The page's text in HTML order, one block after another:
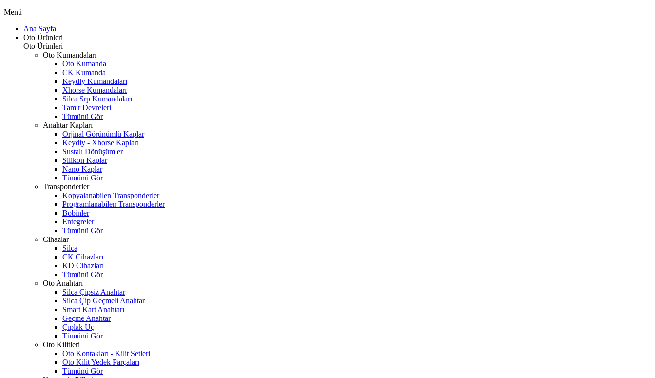
Menü
Ana Sayfa
Oto Ürünleri
Oto Ürünleri
Oto Kumandaları
Oto Kumanda
CK Kumanda
Keydiy Kumandaları
Xhorse Kumandaları
Silca Srp Kumandaları
Tamir Devreleri
Tümünü Gör
Anahtar Kapları
Orjinal Görünümlü Kaplar
Keydiy - Xhorse Kapları
Sustalı Dönüşümler
Silikon Kaplar
Nano Kaplar
Tümünü Gör
Transponderler
Kopyalanabilen Transponderler
Programlanabilen Transponderler
Bobinler
Entegreler
Tümünü Gör
Cihazlar
Silca
CK Cihazları
KD Cihazları
Tümünü Gör
Oto Anahtarı
Silca Çipsiz Anahtar
Silca Çip Geçmeli Anahtar
Smart Kart Anahtarı
Geçme Anahtar
Çıplak Uç
Tümünü Gör
Oto Kilitleri
Oto Kontakları - Kilit Setleri
Oto Kilit Yedek Parçaları
Tümünü Gör